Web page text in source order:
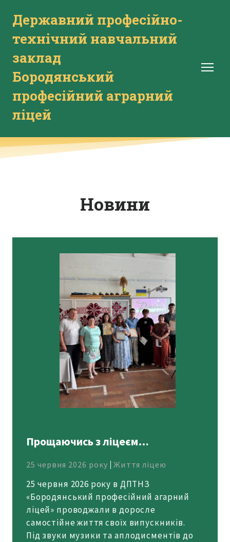
Державний професійно-
технічний навчальний
заклад
Бородянський
професійний аграрний
ліцей
Новини
Прощаючись з ліцеєм…
25 червня 2026 року Життя ліцею
25 червня 2026 року в ДПТНЗ
«Бородянський професійний агарний
ліцей» проводжали в доросле
самостійне життя своїх випускників.
Під звуки музики та аплодисментів до